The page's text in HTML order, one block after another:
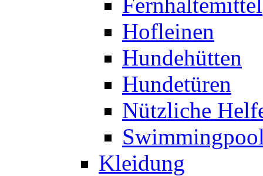
Hofleinen
Hundehütten
Hundetüren
Nützliche
Kleidung